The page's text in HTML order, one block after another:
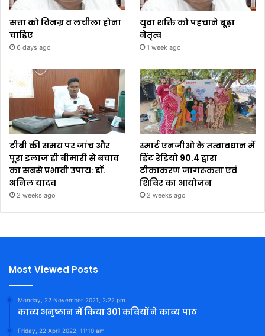
सत्ता को विनम्र व लचीला होना
चाहिए
6 days ago
युवा शक्ति को पहचाने बूढ़ा
नेतृत्व
1 week ago
टीबी की समय पर जांच और
पूरा इलाज ही बीमारी से बचाव
का सबसे प्रभावी उपाय: डॉ.
अनिल यादव
2 weeks ago
स्मार्ट एनजीओ के तत्वावधान में
हिंट रेडियो 90.4 द्वारा
टीकाकरण जागरूकता एवं
शिविर का आयोजन
2 weeks ago
Most Viewed Posts
Monday, 22 November 2021, 2:22 pm
काव्य अनुष्ठान में किया 301 कवियों ने काव्य पाठ
Friday, 22 April 2022, 11:10 am